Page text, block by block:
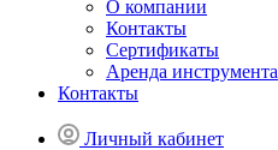
О компании
Контакты
Сертификаты
Аренда инструмента
Контакты
Личный кабинет